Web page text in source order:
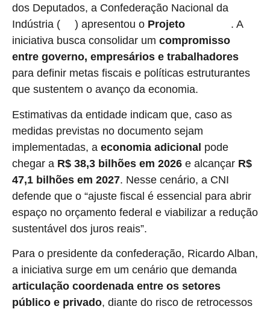
dos Deputados, a Confederação Nacional da
Indústria (
) apresentou o Projeto
. A
iniciativa busca consolidar um compromisso
entre governo, empresários e trabalhadores
para definir metas fiscais e políticas estruturantes
que sustentem o avanço da economia.
Estimativas da entidade indicam que, caso as
medidas previstas no documento sejam
implementadas, a economia adicional pode
chegar a R$ 38,3 bilhões em 2026 e alcançar R$
47,1 bilhões em 2027. Nesse cenário, a CNI
defende que o “ajuste fiscal é essencial para abrir
espaço no orçamento federal e viabilizar a redução
sustentável dos juros reais”.
Para o presidente da confederação, Ricardo Alban,
a iniciativa surge em um cenário que demanda
articulação coordenada entre os setores
público e privado, diante do risco de retrocessos